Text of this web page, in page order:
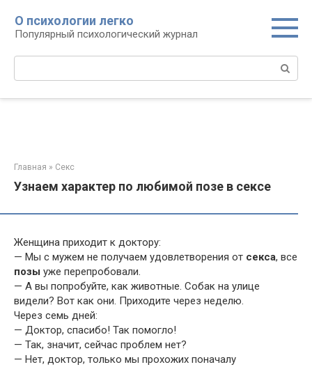
контенту
О психологии легко
Популярный психологический журнал
Главная » Секс
Узнаем характер по любимой позе в сексе
Женщина приходит к доктору:
— Мы с мужем не получаем удовлетворения от секса, все
позы уже перепробовали.
— А вы попробуйте, как животные. Собак на улице
видели? Вот как они. Приходите через неделю.
Через семь дней:
— Доктор, спасибо! Так помогло!
— Так, значит, сейчас проблем нет?
— Нет, доктор, только мы прохожих поначалу